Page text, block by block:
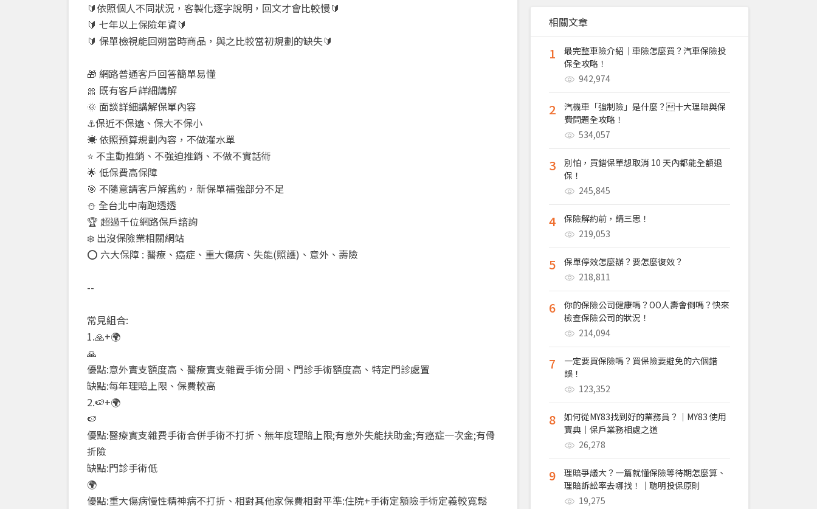
🔰依照個人不同狀況，客製化逐字說明，回文才會比較慢🔰
🔰 七年以上保險年資🔰
🔰 保單檢視能回朔當時商品，與之比較當初規劃的缺失🔰
🎁 網路普通客戶回答簡單易懂
🎀 既有客戶詳細講解
🌞 面談詳細講解保單內容
⚓保近不保遠、保大不保小
☀️ 依照預算規劃內容，不做灌水單
⭐ 不主動推銷、不強迫推銷、不做不實話術
🌟 低保費高保障
🎯 不隨意請客戶解舊約，新保單補強部分不足
⛄ 全台北中南跑透透
🏆 超過千位網路保戶諮詢
❄️ 出沒保險業相關網站
⭕ 六大保障 : 醫療、癌症、重大傷病、失能(照護)、意外、壽險
--
常見組合:
1.🙏+🌍
🙏
優點:意外實支額度高、醫療實支雜費手術分開、門診手術額度高、特定門診處置
缺點:每年理賠上限、保費較高
2.🍉+🌍
🍉
優點:醫療實支雜費手術合併手術不打折、無年度理賠上限;有意外失能扶助金;有癌症一次金;有骨
折險
缺點:門診手術低
🌍
優點:重大傷病慢性精神病不打折、相對其他家保費相對平準:住院+手術定額險手術定義較寬鬆
相關文章
1
最完整車險介紹｜車險怎麼買？汽車保險投
保全攻略！
942,974
2
汽機車「強制險」是什麼？十大理賠與保
費問題全攻略！
534,057
3
別怕，買錯保單想取消 10 天內都能全額退
保！
245,845
4
保險解約前，請三思！
219,053
5
保單停效怎麼辦？要怎麼復效？
218,811
6
你的保險公司健康嗎？OO人壽會倒嗎？快來
檢查保險公司的狀況！
214,094
7
一定要買保險嗎？買保險要避免的六個錯
誤！
123,352
8
如何從MY83找到好的業務員？｜MY83 使用
寶典｜保戶業務相處之道
26,278
9
理賠爭議大？一篇就懂保險等待期怎麼算、
理賠訴訟率去哪找！｜聰明投保原則
19,275